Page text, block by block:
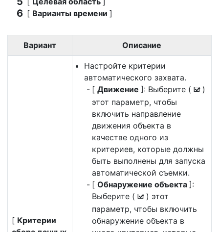
[ Варианты времени ]
Вариант Описание
[ Критерии
Настройте критерии
автоматического захвата.
[ Движение ]: Выберите ( M )
этот параметр, чтобы
включить направление
движения объекта в
качестве одного из
критериев, которые должны
быть выполнены для запуска
автоматической съемки.
[ Обнаружение объекта ]:
Выберите ( M ) этот
параметр, чтобы включить
обнаружение объекта в